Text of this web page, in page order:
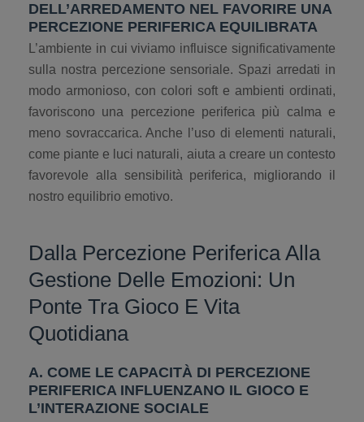
DELL’ARREDAMENTO NEL FAVORIRE UNA
PERCEZIONE PERIFERICA EQUILIBRATA
L’ambiente in cui viviamo influisce significativamente
sulla nostra percezione sensoriale. Spazi arredati in
modo armonioso, con colori soft e ambienti ordinati,
favoriscono una percezione periferica più calma e
meno sovraccarica. Anche l’uso di elementi naturali,
come piante e luci naturali, aiuta a creare un contesto
favorevole alla sensibilità periferica, migliorando il
nostro equilibrio emotivo.
Dalla Percezione Periferica Alla
Gestione Delle Emozioni: Un
Ponte Tra Gioco E Vita
Quotidiana
A. COME LE CAPACITÀ DI PERCEZIONE
PERIFERICA INFLUENZANO IL GIOCO E
L’INTERAZIONE SOCIALE